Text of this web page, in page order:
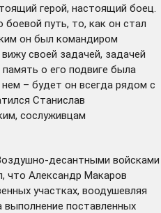
герой, настоящий боец.
боевой путь, то, как он стал
он был командиром
своей задачей, задачей
о его подвиге была
– будет он всегда рядом с
Станислав
сослуживцам
десантными войсками
что Александр Макаров
участках, воодушевляя
выполнение поставленных